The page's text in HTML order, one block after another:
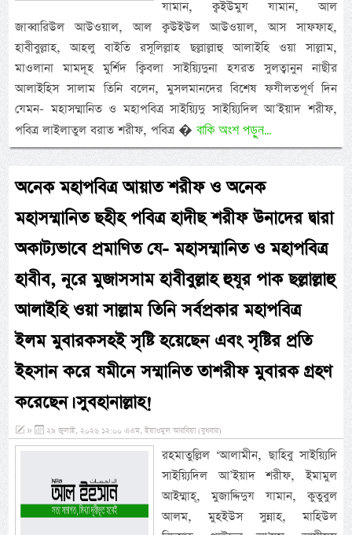
যামান, ক্বইউমুয যামান, আল
জাব্বারিউল আউওয়াল, আল ক্বউইউল আউওয়াল, আস সাফফাহ,
হাবীবুল্লাহ, আহলু বাইতি রসূলিল্লাহ ছল্লাল্লাহু আলাইহি ওয়া সাল্লাম,
মাওলানা মামদূহ মুর্শিদ ক্বিবলা সাইয়্যিদুনা হযরত সুলত্বানুন নাছীর
আলাইহিস সালাম তিনি বলেন, মুসলমানদের বিশেষ ফযীলতপূর্ণ দিন
যেমন- মহাসম্মানিত ও মহাপবিত্র সাইয়্যিদু সাইয়্যিদিল আ’ইয়াদ শরীফ,
পবিত্র লাইলাতুল বরাত শরীফ, পবিত্র �বাকি অংশ পড়ুন...
অনেক মহাপবিত্র আয়াত শরীফ ও অনেক
মহাসম্মানিত ছহীহ পবিত্র হাদীছ শরীফ উনাদের দ্বারা
অকাট্যভাবে প্রমাণিত যে- মহাসম্মানিত ও মহাপবিত্র
হাবীব, নূরে মুজাসসাম হাবীবুল্লাহ হুযূর পাক ছল্লাল্লাহু
আলাইহি ওয়া সাল্লাম তিনি সর্বপ্রকার মহাপবিত্র
ইলম মুবারকসহই সৃষ্টি হয়েছেন এবং সৃষ্টির প্রতি
ইহসান করে যমীনে সম্মানিত তাশরীফ মুবারক গ্রহণ
করেছেন। সুবহানাল্লাহ!
» ২৯ জুলাই, ২০২৬ ১২:০০ এএম, ইয়াওমুল আরবিয়া (বুধবার)
রহমাতুল্লিল ‘আলামীন, ছাহিবু সাইয়্যিদি
সাইয়্যিদিল আ’ইয়াদ শরীফ, ইমামুল
আইম্মাহ্, মুজাদ্দিদুয যামান, কুতুবুল
আলম, মুহইউস সুন্নাহ, মাহিউল